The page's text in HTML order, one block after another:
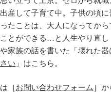
産して子育て中。子供の頃に
たことは、大人になってか
とができる…と人生やり直し
家族の話を書いた「壊れた器
い 」はこちら。
［お問い合わせフォーム］か